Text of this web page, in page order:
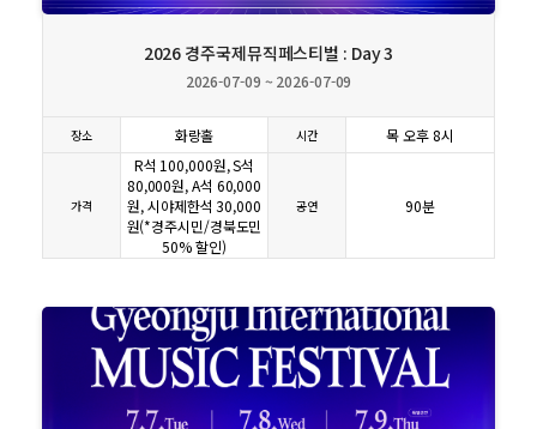
2026 경주국제뮤직페스티벌 : Day 3
2026-07-09 ~ 2026-07-09
장소 화랑홀 시간 목 오후 8시
가격
R석 100,000원, S석
80,000원, A석 60,000
원, 시야제한석 30,000
원(*경주시민/경북도민
50% 할인)
공연 90분